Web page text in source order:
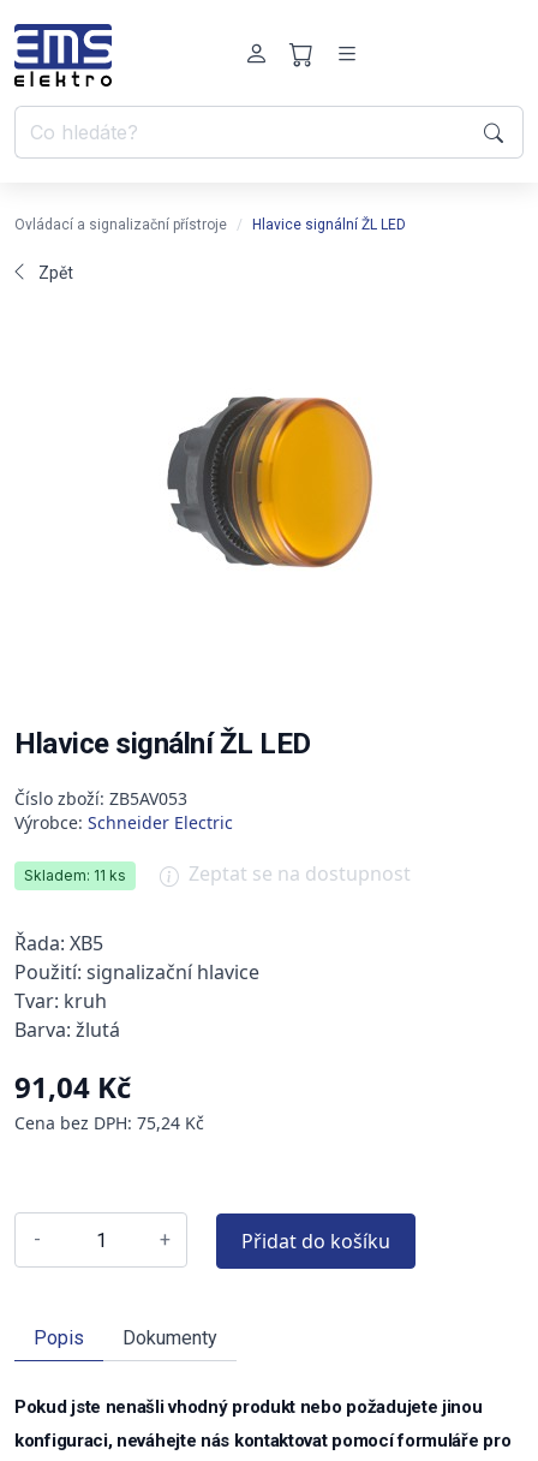
Ovládací a signalizační přístroje Hlavice signální ŽL LED
Zpět
Hlavice signální ŽL LED
Číslo zboží: ZB5AV053
Výrobce: Schneider Electric
Skladem: 11 ks Zeptat se na dostupnost
Řada: XB5
Použití: signalizační hlavice
Tvar: kruh
Barva: žlutá
91,04 Kč
Cena bez DPH: 75,24 Kč
- + Přidat do košíku
Popis Dokumenty
Pokud jste nenašli vhodný produkt nebo požadujete jinou
konfiguraci, neváhejte nás kontaktovat pomocí formuláře pro